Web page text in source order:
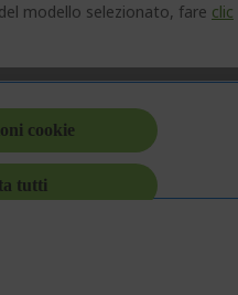
modello selezionato, fare clic